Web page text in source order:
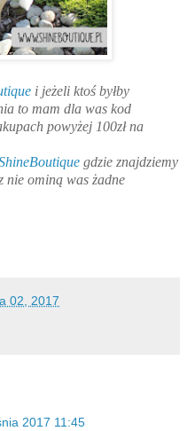
i jeżeli ktoś byłby
to mam dla was kod
powyżej 100zł na
gdzie znajdziemy
nie ominą was żadne
02, 2017
2017 11:45